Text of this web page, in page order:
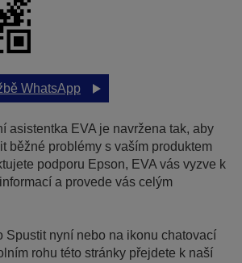
WhatsApp
asistentka EVA je navržena tak, aby
běžné problémy s vaším produktem
podporu Epson, EVA vás vyzve k
a provede vás celým
Spustit nyní nebo na ikonu chatovací
rohu této stránky přejdete k naší